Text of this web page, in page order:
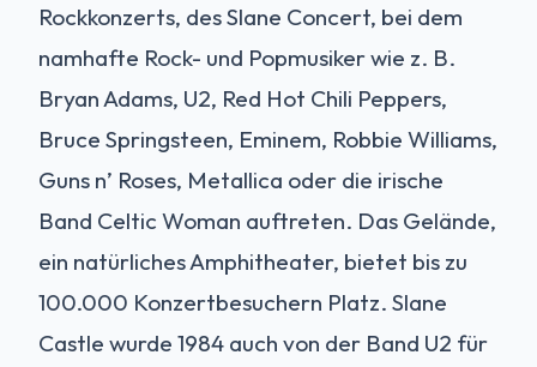
Rockkonzerts, des Slane Concert, bei dem
namhafte Rock- und Popmusiker wie z. B.
Bryan Adams, U2, Red Hot Chili Peppers,
Bruce Springsteen, Eminem, Robbie Williams,
Guns n’ Roses, Metallica oder die irische
Band Celtic Woman auftreten. Das Gelände,
ein natürliches Amphitheater, bietet bis zu
100.000 Konzertbesuchern Platz. Slane
Castle wurde 1984 auch von der Band U2 für